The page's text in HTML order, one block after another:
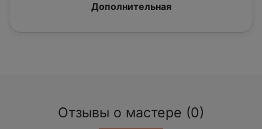
Дополнительная
Отзывы о мастере (0)